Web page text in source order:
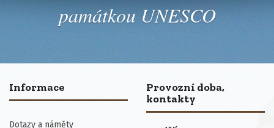
památkou UNESCO
Informace
Dotazy a náměty
Provozní doba,
kontakty